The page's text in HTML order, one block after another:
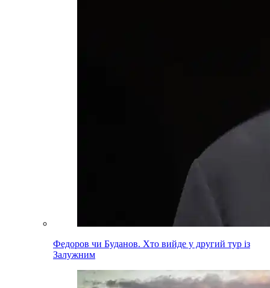
Федоров чи Буданов. Хто вийде у другий тур із
Залужним